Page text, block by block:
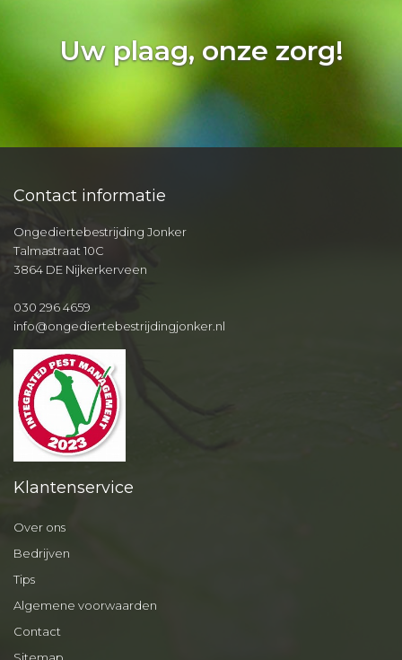
Uw plaag, onze zorg!
Contact informatie
Ongediertebestrijding Jonker
Talmastraat 10C
3864 DE Nijkerkerveen
030 296 4659
info@ongediertebestrijdingjonker.nl
Klantenservice
Over ons
Bedrijven
Tips
Algemene voorwaarden
Contact